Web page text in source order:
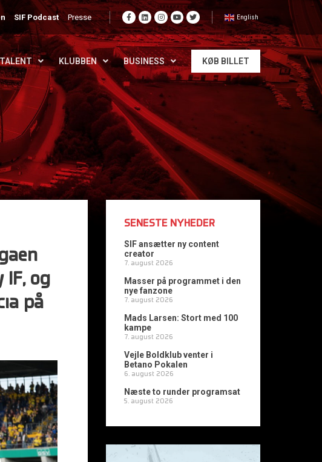
SIF Podcast Presse English
TALENT KLUBBEN BUSINESS KØB BILLET
IF, og
på
SENESTE NYHEDER
SIF ansætter ny content
creator
7. august 2026
Masser på programmet i den
nye fanzone
7. august 2026
Mads Larsen: Stort med 100
kampe
7. august 2026
Vejle Boldklub venter i
Betano Pokalen
6. august 2026
Næste to runder programsat
5. august 2026